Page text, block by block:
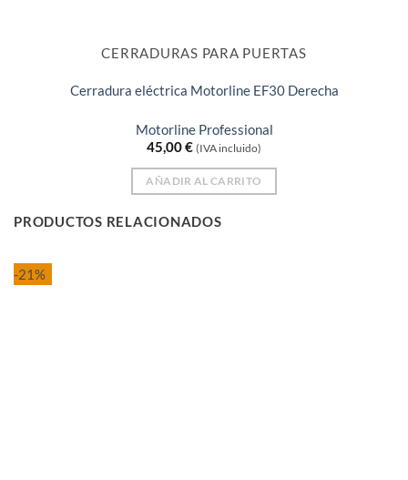
CERRADURAS PARA PUERTAS
Cerradura eléctrica Motorline EF30 Derecha
Motorline Professional
45,00€ (IVA incluido)
AÑADIR AL CARRITO
PRODUCTOS RELACIONADOS
-21%